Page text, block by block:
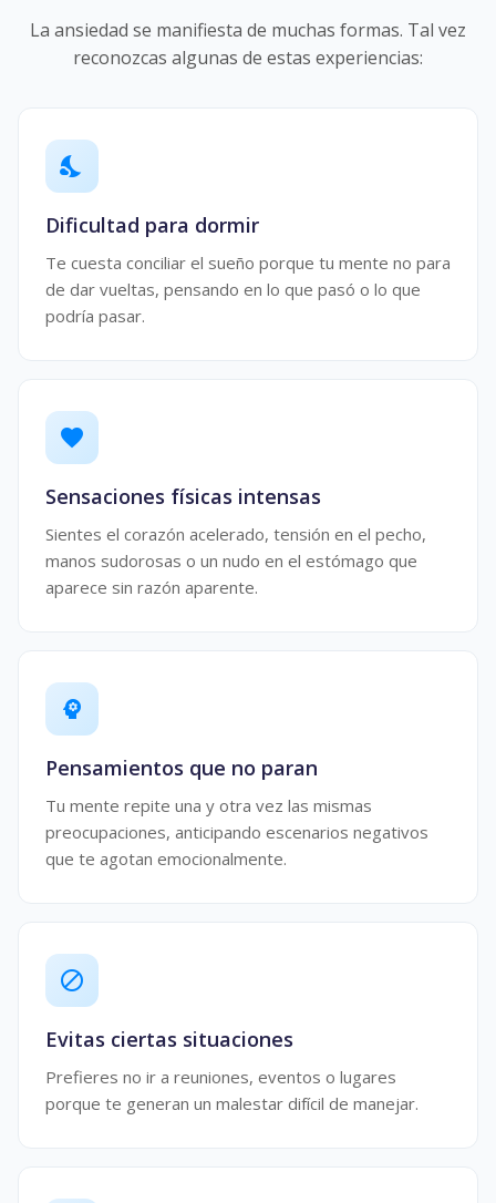
La ansiedad se manifiesta de muchas formas. Tal vez
reconozcas algunas de estas experiencias:
nights_stay
Dificultad para dormir
Te cuesta conciliar el sueño porque tu mente no para
de dar vueltas, pensando en lo que pasó o lo que
podría pasar.
favorite
Sensaciones físicas intensas
Sientes el corazón acelerado, tensión en el pecho,
manos sudorosas o un nudo en el estómago que
aparece sin razón aparente.
psychology
Pensamientos que no paran
Tu mente repite una y otra vez las mismas
preocupaciones, anticipando escenarios negativos
que te agotan emocionalmente.
block
Evitas ciertas situaciones
Prefieres no ir a reuniones, eventos o lugares
porque te generan un malestar difícil de manejar.